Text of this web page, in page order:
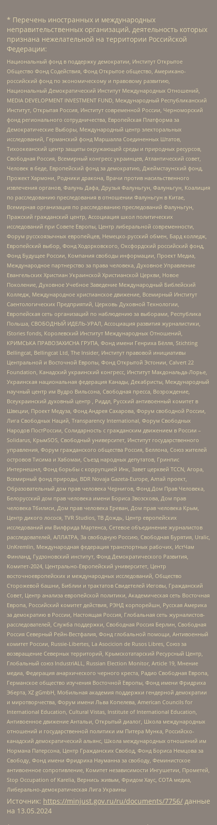
* Перечень иностранных и международных
неправительственных организаций, деятельность которых
признана нежелательной на территории Российской
Федерации:
Национальный фонд в поддержку демократии, Институт Открытое
Общество Фонд Содействия, Фонд Открытое общество, Американо-
российский фонд по экономическому и правовому развитию,
Национальный Демократический Институт Международных Отношений,
MEDIA DEVELOPMENT INVESTMENT FUND, Международный Республиканский
Институт, Открытая Россия, Институт современной России, Черноморский
фонд регионального сотрудничества, Европейская Платформа за
Демократические Выборы, Международный центр электоральных
исследований, Германский фонд Маршалла Соединенных Штатов,
Тихоокеанский центр защиты окружающей среды и природных ресурсов,
Свободная Россия, Всемирный конгресс украинцев, Атлантический совет,
Человек в беде, Европейский фонд за демократию, Джеймстаунский фонд,
Прожект Хармони, Родники дракона, Врачи против насильственного
извлечения органов, Фалунь Дафа, Друзья Фалуньгун, Фалуньгун, Коалиция
по расследованию преследования в отношении Фалуньгун в Китае,
Всемирная организация по расследованию преследований Фалуньгун,
Пражский гражданский центр, Ассоциация школ политических
исследований при Совете Европы, Центр либеральной современности,
Форум русскоязычных европейцев, Немецко-русский обмен, Бард колледж,
Европейский выбор, Фонд Ходорковского, Оксфордский российский фонд,
Фонд Будущее России, Компания свободы информации, Проект Медиа,
Международное партнерство за права человека, Духовное Управление
Евангельских Христиан Украинской Христианской Церкви, Новое
Поколение, Духовное Учебное Заведение Международный Библейский
Колледж, Международное христианское движение, Всемирный Институт
Саентологических Предприятий, Церковь Духовной Технологии,
Европейская сеть организаций по наблюдению за выборами, Республика
Польша, СВОБОДНЫЙ ИДЕЛЬ-УРАЛ, Ассоциация развития журналистики,
IStories fonds, Королевский Институт Международных Отношений,
КРИМСЬКА ПРАВОЗАХИСНА ГРУПА, Фонд имени Генриха Бёлля, Stichting
Bellingcat, Bellingcat Ltd, The Insider, Институт правовой инициативы
Центральной и Восточной Европы, Фонд Открытой Эстонии, Calvert 22
Foundation, Канадский украинский конгресс, Институт Макдональда-Лорье,
Украинская национальная федерация Канады, Декабристы, Международный
научный центр им Вудро Вильсона, Свободная пресса, Возрождение,
Всеукраинский духовный центр , Риддл, Русский антивоенный комитет в
Швеции, Проект Медуза, Фонд Андрея Сахарова, Форум свободной России,
Лига Свободных Наций, Transparеncy International, Форум Свободных
Народов ПостРоссии, Солидарность с гражданским движением в России –
Solidarus, КрымSOS, Свободный университет, Институт государственного
управления, Форум гражданского общества Россия, Беллона, Союз жителей
островов Тисима и Хабомаи, Съезд народных депутатов, Гринпис
Интернешнл, Фонд борьбы с коррупцией Инк, Завет церквей TCCN, Агора,
Всемирный фонд природы, BDR Novaja Gazeta-Europe, Алтай проект,
Образовательный дом прав человека Чернигов, Фонд Дом Прав Человека,
Белорусский дом прав человека имени Бориса Звозскова, Дом прав
человека Тбилиси, Дом прав человека Ереван, Дом прав человека Крым,
Центр дикого лосося, TVR Studios, ТВ Дождь, Центр европейских
исследований им Вилфрида Мартенса, Сетевое объединение журналистов
расследователей, АЛЛАТРА, За свободную Россию, Свободная Бурятия, Uralic,
UnKremlin, Международная федерация транспортных рабочих, ИстЧам
Финланд, Гудзоновский институт, Фонд Демократического Развития,
Комитет-2024, Центрально-Европейский университет, Центр
восточноевропейских и международных исследований, Общество
Сторожевой башни, Библии и трактатов Свидетелей Иеговы, Гражданский
Совет, Центр анализа европейской политики, Академическая сеть Восточная
Европа, Российский комитет действия, РЭНД корпорейшн, Русская Америка
за демократию в России, Настоящая Россия, Глобальная сеть журналистов-
расследователей, Служба поддержки, Свободная Россия Берлин, Свободная
Россия Северный Рейн-Вестфалия, Фонд глобальной помощи, Антивоенный
комитет России, Russie-Libertes, La Asocicion de Rusos Libres, Союз за
возвращение Северных территорий, Крымскотатарский Ресурсный Центр,
Глобальный союз IndustriALL, Russian Election Monitor, Article 19, Мнение
медиа, Федерация анархического черного креста, Радио Свободная Европа,
Германское общество изучения Восточной Европы, Фонд имени Фридриха
Эберта, XZ gGmbH, Мобильная академия поддержки гендерной демократии
и миротворчества, Форум имени Льва Копелева, American Councils for
International Education, Cultural Vistas, Institute of International Education,
Антивоенное движение Антальи, Открытый диалог, Школа международных
отношений и государственной политики им Питера Мунка, Российско-
канадский демократический альянс, Школа международных отношений им
Нормана Патерсона, Центр Гражданских Свобод, Фонд Бориса Немцова за
Свободу, Фонд имени Фридриха Науманна за свободу, Феминистское
антивоенное сопротивление, Комитет независимости Ингушетии, Прометей,
Stop Occupation of Karelia, Вернись живым, Фридом Хаус, СОТА медиа,
Либерально-демократическая Лига Украины
Источник: https://minjust.gov.ru/ru/documents/7756/ данные
на 13.05.2024